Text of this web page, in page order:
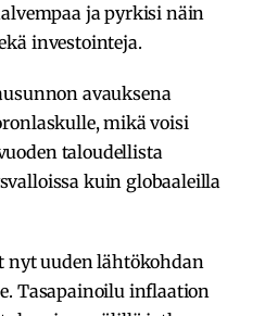
ja pyrkisi näin
investointeja.
avauksena
mikä voisi
taloudellista
kuin globaaleilla
nyt uuden lähtökohdan
Tasapainoilu inflaation